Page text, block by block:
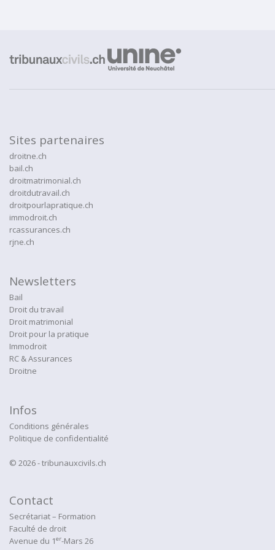
Sites partenaires
droitne.ch
bail.ch
droitmatrimonial.ch
droitdutravail.ch
droitpourlapratique.ch
immodroit.ch
rcassurances.ch
rjne.ch
Newsletters
Bail
Droit du travail
Droit matrimonial
Droit pour la pratique
Immodroit
RC & Assurances
Droitne
Infos
Conditions générales
Politique de confidentialité
© 2026 - tribunauxcivils.ch
Contact
Secrétariat – Formation
Faculté de droit
Avenue du 1er-Mars 26